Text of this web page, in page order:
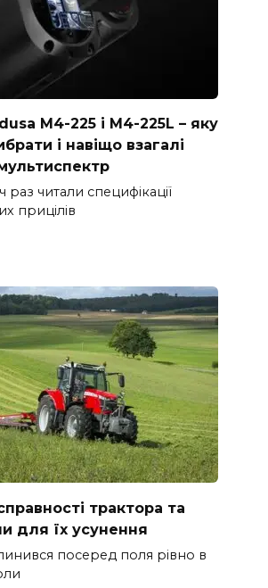
M4-225 і M4-225L – яку
і навіщо взагалі
читали специфікації
прицілів
трактора та
для їх усунення
посеред поля рівно в